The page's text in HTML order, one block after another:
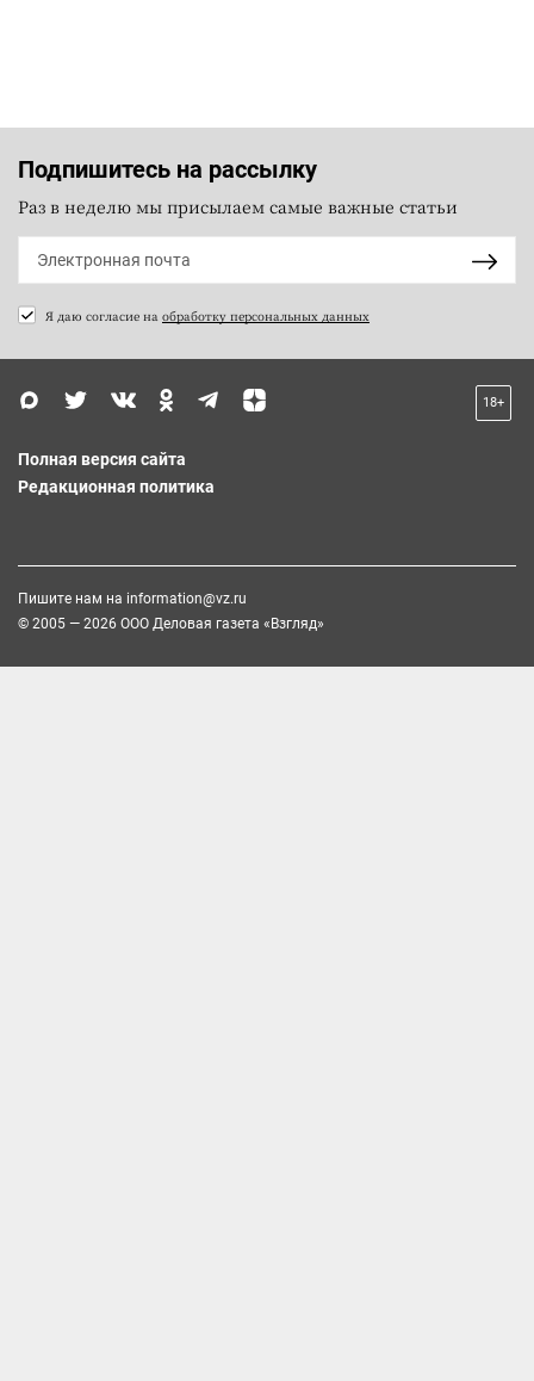
Подпишитесь на рассылку
Раз в неделю мы присылаем самые важные статьи
Я даю согласие на обработку персональных данных
18+
Полная версия сайта
Редакционная политика
Пишите нам на information@vz.ru
© 2005 — 2026 ООО Деловая газета «Взгляд»